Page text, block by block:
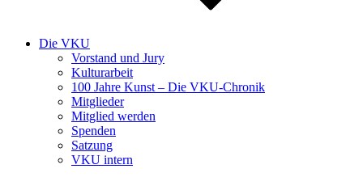
Die VKU
Vorstand und Jury
Kulturarbeit
100 Jahre Kunst – Die VKU-Chronik
Mitglieder
Mitglied werden
Spenden
Satzung
VKU intern